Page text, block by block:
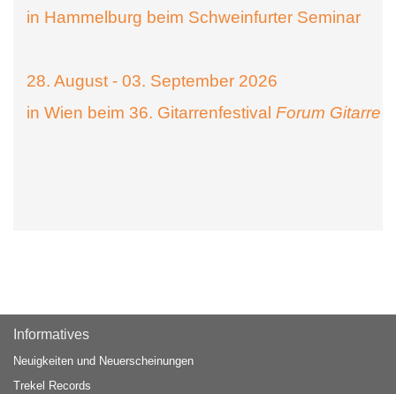
in Hammelburg beim Schweinfurter Seminar
28. August - 03. September 2026
in Wien beim 36. Gitarrenfestival Forum Gitarre
Informatives
Neuigkeiten und Neuerscheinungen
Trekel Records